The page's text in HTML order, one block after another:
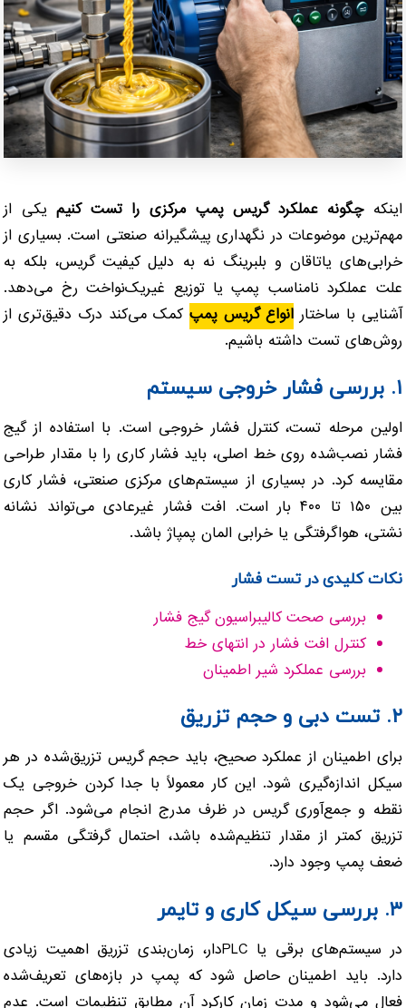
اینکهچگونه عملکرد گریس پمپ مرکزی را تست کنیمیکی از
مهم‌ترین موضوعات در نگهداری پیشگیرانه صنعتی است. بسیاری از
خرابی‌های یاتاقان و بلبرینگ نه به دلیل کیفیت گریس، بلکه به
علت عملکرد نامناسب پمپ یا توزیع غیریک‌نواخت رخ می‌دهد.
آشنایی با ساختارانواع گریس پمپ کمک می‌کند درک دقیق‌تری از
روش‌های تست داشته باشیم.
۱. بررسی فشار خروجی سیستم
اولین مرحله تست، کنترل فشار خروجی است. با استفاده از گیج
فشار نصب‌شده روی خط اصلی، باید فشار کاری را با مقدار طراحی
مقایسه کرد. در بسیاری از سیستم‌های مرکزی صنعتی، فشار کاری
بین ۱۵۰ تا ۴۰۰ بار است. افت فشار غیرعادی می‌تواند نشانه
نشتی، هواگرفتگی یا خرابی المان پمپاژ باشد.
نکات کلیدی در تست فشار
بررسی صحت کالیبراسیون گیج فشار
کنترل افت فشار در انتهای خط
بررسی عملکرد شیر اطمینان
۲. تست دبی و حجم تزریق
برای اطمینان از عملکرد صحیح، باید حجم گریس تزریق‌شده در هر
سیکل اندازه‌گیری شود. این کار معمولاً با جدا کردن خروجی یک
نقطه و جمع‌آوری گریس در ظرف مدرج انجام می‌شود. اگر حجم
تزریق کمتر از مقدار تنظیم‌شده باشد، احتمال گرفتگی مقسم یا
ضعف پمپ وجود دارد.
۳. بررسی سیکل کاری و تایمر
در سیستم‌های برقی یا PLC‌دار، زمان‌بندی تزریق اهمیت زیادی
دارد. باید اطمینان حاصل شود که پمپ در بازه‌های تعریف‌شده